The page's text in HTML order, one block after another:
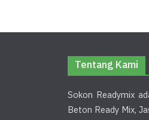
Tentang Kami
Sokon Readymix
Beton Ready Mix,